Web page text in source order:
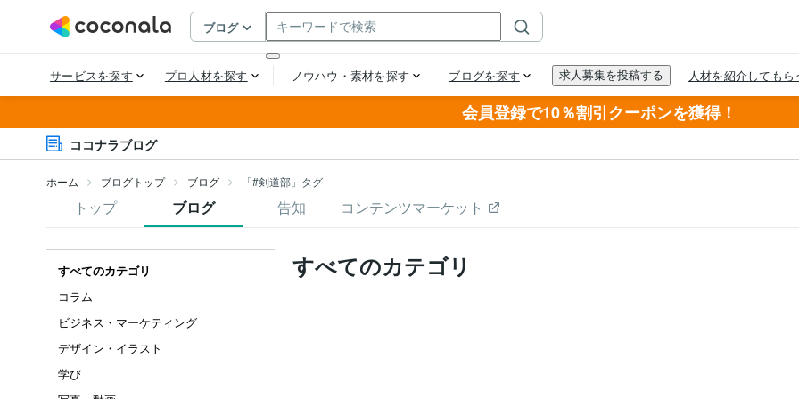
会員登録で10％割引クーポンを獲得！
ココナラブログ
ホーム ブログトップ ブログ 「#剣道部」タグ
トップ ブログ 告知 コンテンツマーケット
すべてのカテゴリ
コラム
ビジネス・マーケティング
デザイン・イラスト
学び
すべてのカテゴリ